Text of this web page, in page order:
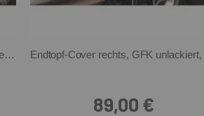
Seitendeckel links, GFK inkl. einlaminiertem Aluminium-Halter, Made in Germany
89,00 €